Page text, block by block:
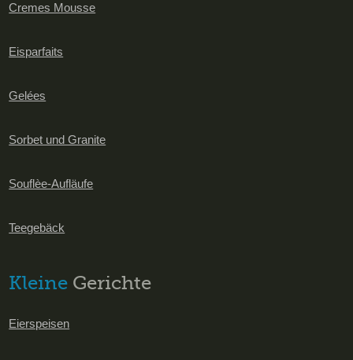
Cremes Mousse
Eisparfaits
Gelées
Sorbet und Granite
Souflèe-Aufläufe
Teegebäck
Kleine Gerichte
Eierspeisen